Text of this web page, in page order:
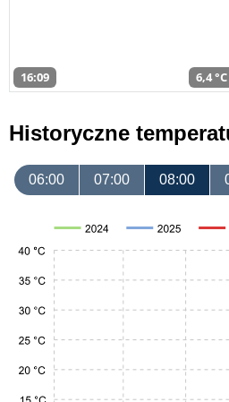
16:09 6,4 °C
Historyczne
06:00 07:00 08:00